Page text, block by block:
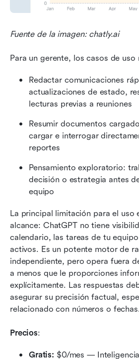
Fuente de la imagen: chatly.ai
Para un gerente, los casos de
Redactar comunicaciones
actualizaciones de estado,
lecturas previas a reuniones
Resumir documentos
cargar e interrogar
reportes
Pensamiento exploratorio:
decisión o estrategia antes
equipo
La principal limitación para el uso
alcance: ChatGPT no tiene
calendario, las tareas de tu
activos. Es un potente motor de
independiente, pero opera fuera
a menos que le proporciones
explícitamente. Las respuestas
asegurar su precisión factual,
relacionado con números o
Precios:
Gratis: $0/mes —